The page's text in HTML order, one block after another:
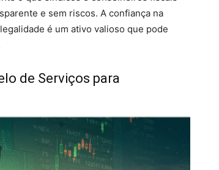
e sem riscos. A confiança na
é um ativo valioso que pode
de Serviços para